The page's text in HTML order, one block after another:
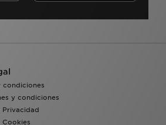
condiciones
y condiciones
Privacidad